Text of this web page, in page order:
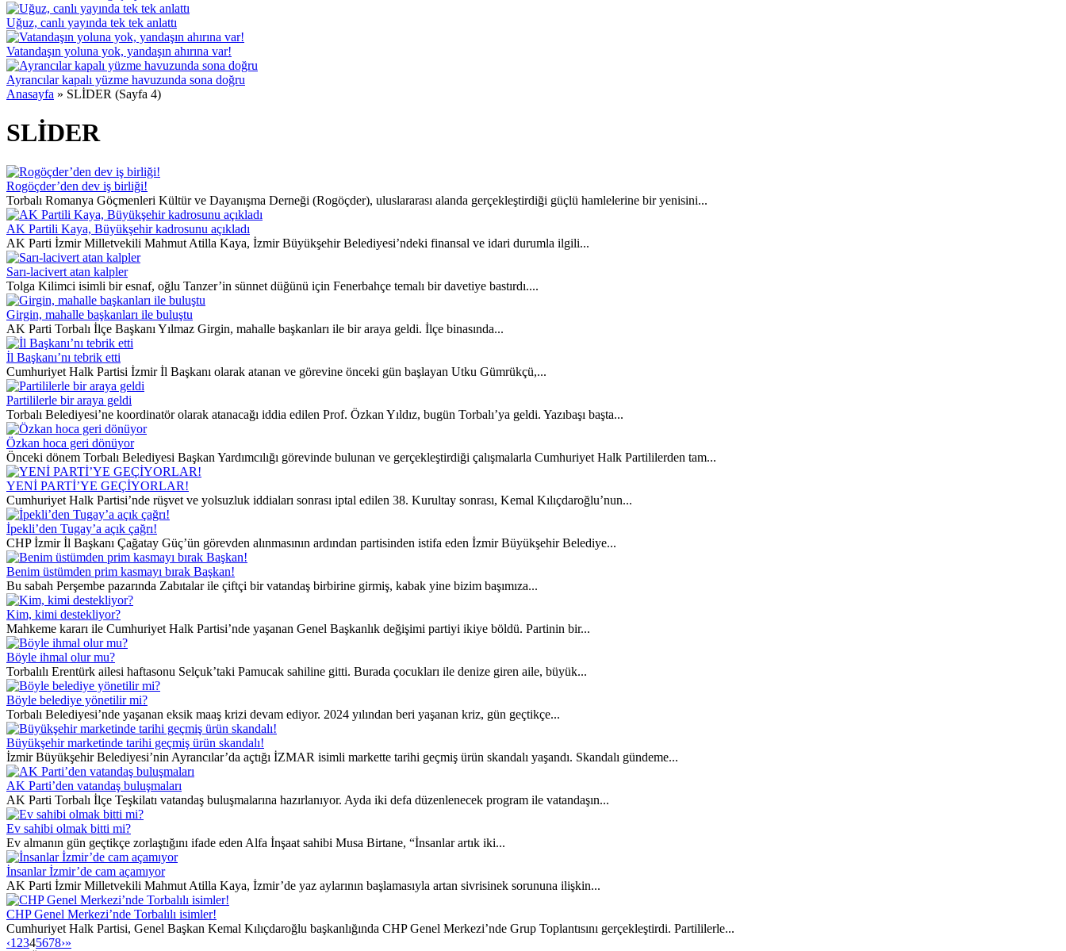
Uğuz, canlı yayında tek tek anlattı
Vatandaşın yoluna yok, yandaşın ahırına var!
Ayrancılar kapalı yüzme havuzunda sona doğru
Anasayfa » SLİDER (Sayfa 4)
SLİDER
Rogöçder’den dev iş birliği!
Torbalı Romanya Göçmenleri Kültür ve Dayanışma Derneği (Rogöçder), uluslararası alanda gerçekleştirdiği güçlü hamlelerine bir yenisini...
AK Partili Kaya, Büyükşehir kadrosunu açıkladı
AK Parti İzmir Milletvekili Mahmut Atilla Kaya, İzmir Büyükşehir Belediyesi’ndeki finansal ve idari durumla ilgili...
Sarı-lacivert atan kalpler
Tolga Kilimci isimli bir esnaf, oğlu Tanzer’in sünnet düğünü için Fenerbahçe temalı bir davetiye bastırdı....
Girgin, mahalle başkanları ile buluştu
AK Parti Torbalı İlçe Başkanı Yılmaz Girgin, mahalle başkanları ile bir araya geldi. İlçe binasında...
İl Başkanı’nı tebrik etti
Cumhuriyet Halk Partisi İzmir İl Başkanı olarak atanan ve görevine önceki gün başlayan Utku Gümrükçü,...
Partililerle bir araya geldi
Torbalı Belediyesi’ne koordinatör olarak atanacağı iddia edilen Prof. Özkan Yıldız, bugün Torbalı’ya geldi. Yazıbaşı başta...
Özkan hoca geri dönüyor
Önceki dönem Torbalı Belediyesi Başkan Yardımcılığı görevinde bulunan ve gerçekleştirdiği çalışmalarla Cumhuriyet Halk Partililerden tam...
YENİ PARTİ’YE GEÇİYORLAR!
Cumhuriyet Halk Partisi’nde rüşvet ve yolsuzluk iddiaları sonrası iptal edilen 38. Kurultay sonrası, Kemal Kılıçdaroğlu’nun...
İpekli’den Tugay’a açık çağrı!
CHP İzmir İl Başkanı Çağatay Güç’ün görevden alınmasının ardından partisinden istifa eden İzmir Büyükşehir Belediye...
Benim üstümden prim kasmayı bırak Başkan!
Bu sabah Perşembe pazarında Zabıtalar ile çiftçi bir vatandaş birbirine girmiş, kabak yine bizim başımıza...
Kim, kimi destekliyor?
Mahkeme kararı ile Cumhuriyet Halk Partisi’nde yaşanan Genel Başkanlık değişimi partiyi ikiye böldü. Partinin bir...
Böyle ihmal olur mu?
Torbalılı Erentürk ailesi haftasonu Selçuk’taki Pamucak sahiline gitti. Burada çocukları ile denize giren aile, büyük...
Böyle belediye yönetilir mi?
Torbalı Belediyesi’nde yaşanan eksik maaş krizi devam ediyor. 2024 yılından beri yaşanan kriz, gün geçtikçe...
Büyükşehir marketinde tarihi geçmiş ürün skandalı!
İzmir Büyükşehir Belediyesi’nin Ayrancılar’da açtığı İZMAR isimli markette tarihi geçmiş ürün skandalı yaşandı. Skandalı gündeme...
AK Parti’den vatandaş buluşmaları
AK Parti Torbalı İlçe Teşkilatı vatandaş buluşmalarına hazırlanıyor. Ayda iki defa düzenlenecek program ile vatandaşın...
Ev sahibi olmak bitti mi?
Ev almanın gün geçtikçe zorlaştığını ifade eden Alfa İnşaat sahibi Musa Birtane, “İnsanlar artık iki...
İnsanlar İzmir’de cam açamıyor
AK Parti İzmir Milletvekili Mahmut Atilla Kaya, İzmir’de yaz aylarının başlamasıyla artan sivrisinek sorununa ilişkin...
CHP Genel Merkezi’nde Torbalılı isimler!
Cumhuriyet Halk Partisi, Genel Başkan Kemal Kılıçdaroğlu başkanlığında CHP Genel Merkezi’nde Grup Toplantısını gerçekleştirdi. Partililerle...
‹1 2345678›»